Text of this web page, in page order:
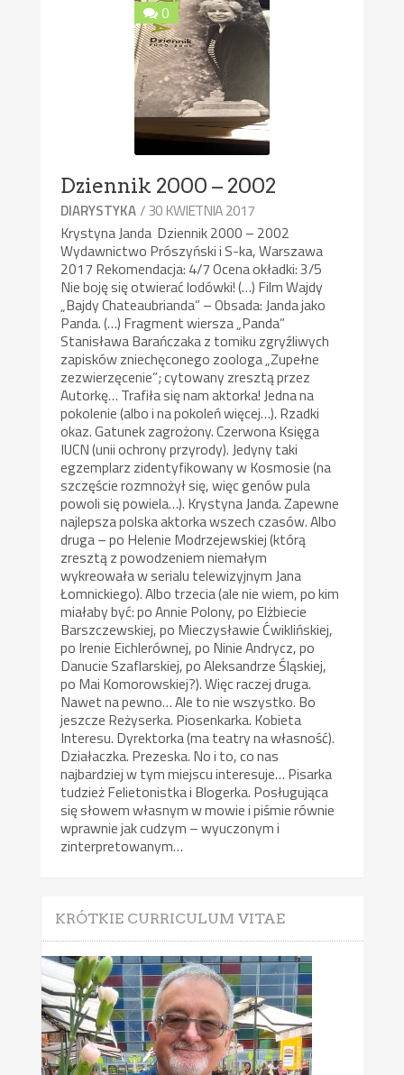
0
Dziennik 2000 – 2002
DIARYSTYKA/ 30 KWIETNIA 2017
Krystyna Janda Dziennik 2000 – 2002
Wydawnictwo Prószyński i S-ka, Warszawa
2017 Rekomendacja: 4/7 Ocena okładki: 3/5
Nie boję się otwierać lodówki! (…) Film Wajdy
„Bajdy Chateaubrianda” – Obsada: Janda jako
Panda. (…) Fragment wiersza „Panda”
Stanisława Barańczaka z tomiku zgryźliwych
zapisków zniechęconego zoologa „Zupełne
zezwierzęcenie”; cytowany zresztą przez
Autorkę… Trafiła się nam aktorka! Jedna na
pokolenie (albo i na pokoleń więcej…). Rzadki
okaz. Gatunek zagrożony. Czerwona Księga
IUCN (unii ochrony przyrody). Jedyny taki
egzemplarz zidentyfikowany w Kosmosie (na
szczęście rozmnożył się, więc genów pula
powoli się powiela…). Krystyna Janda. Zapewne
najlepsza polska aktorka wszech czasów. Albo
druga – po Helenie Modrzejewskiej (którą
zresztą z powodzeniem niemałym
wykreowała w serialu telewizyjnym Jana
Łomnickiego). Albo trzecia (ale nie wiem, po kim
miałaby być: po Annie Polony, po Elżbiecie
Barszczewskiej, po Mieczysławie Ćwiklińskiej,
po Irenie Eichlerównej, po Ninie Andrycz, po
Danucie Szaflarskiej, po Aleksandrze Śląskiej,
po Mai Komorowskiej?). Więc raczej druga.
Nawet na pewno… Ale to nie wszystko. Bo
jeszcze Reżyserka. Piosenkarka. Kobieta
Interesu. Dyrektorka (ma teatry na własność).
Działaczka. Prezeska. No i to, co nas
najbardziej w tym miejscu interesuje… Pisarka
tudzież Felietonistka i Blogerka. Posługująca
się słowem własnym w mowie i piśmie równie
wprawnie jak cudzym – wyuczonym i
zinterpretowanym…
KRÓTKIE CURRICULUM VITAE